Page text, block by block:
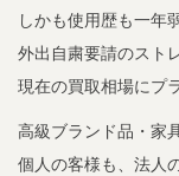
しかも使用歴も一年
外出自粛要請のスト
現在の買取相場にプ
高級ブランド品・家
個人の客様も、法人